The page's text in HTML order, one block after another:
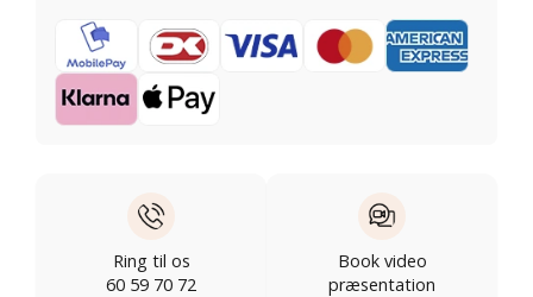
Ring til os
60 59 70 72
Book video
præsentation